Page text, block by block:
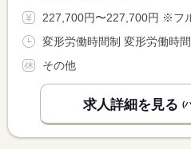
227,700円〜227,700円 ※フルタイム求人の場合は月額（換算
その他
求人詳細を見る (